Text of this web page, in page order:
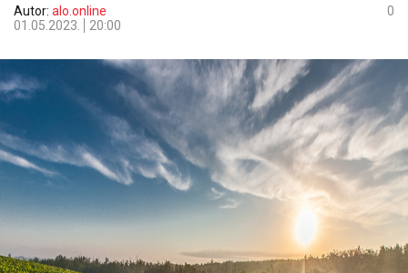
Autor: alo.online
01.05.2023.
20:00
0